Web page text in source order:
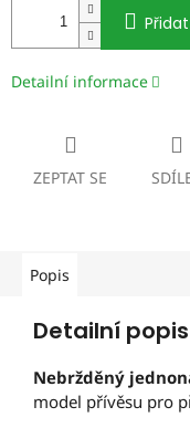
Detailní informace
ZEPTAT SE
Popis
Detailní
Nebržděný
model přívěsu pro